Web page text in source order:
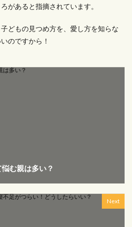
があると指摘されています。
どもの見つめ方を、愛し方を知らな
のですから！
む親は多い？
Next